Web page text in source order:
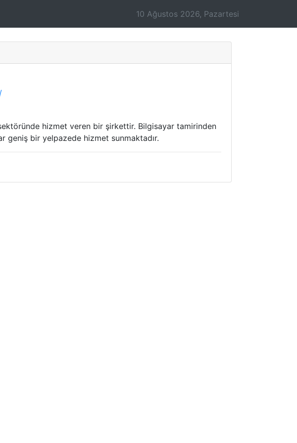
10 Ağustos 2026, Pazartesi
hizmet veren bir şirkettir. Bilgisayar tamirinden
geniş bir yelpazede hizmet sunmaktadır.